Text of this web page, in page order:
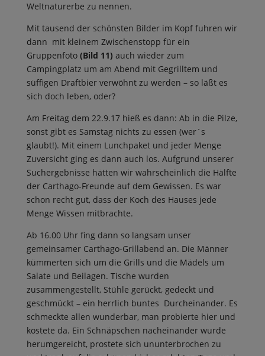
Weltnaturerbe zu nennen.
Mit tausend der schönsten Bilder im Kopf fuhren wir
dann mit kleinem Zwischenstopp für ein
Gruppenfoto (Bild 11) auch wieder zum
Campingplatz um am Abend mit Gegrilltem und
süffigen Draftbier verwöhnt zu werden – so läßt es
sich doch leben, oder?
Am Freitag dem 22.9.17 hieß es dann: Ab in die Pilze,
sonst gibt es Samstag nichts zu essen (wer`s
glaubt!). Mit einem Lunchpaket und jeder Menge
Zuversicht ging es dann auch los. Aufgrund unserer
Suchergebnisse hätten wir wahrscheinlich die Hälfte
der Carthago-Freunde auf dem Gewissen. Es war
schon recht gut, dass der Koch des Hauses jede
Menge Wissen mitbrachte.
Ab 16.00 Uhr fing dann so langsam unser
gemeinsamer Carthago-Grillabend an. Die Männer
kümmerten sich um die Grills und die Mädels um
Salate und Beilagen. Tische wurden
zusammengestellt, Stühle gerückt, gedeckt und
geschmückt – ein herrlich buntes Durcheinander. Es
schmeckte allen wunderbar, man probierte hier und
kostete da. Ein Schnäpschen nacheinander wurde
herumgereicht, prostete sich ununterbrochen zu